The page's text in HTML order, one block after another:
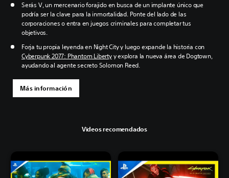
Serás V, un mercenario forajido en busca de un implante único que
podría ser la clave para la inmortalidad. Ponte del lado de las
corporaciones o entra en juegos criminales para completar tus
objetivos.
Forja tu propia leyenda en Night City y luego expande la historia con
Cyberpunk 2077: Phantom Libertyy explora la nueva área de Dogtown,
ayudando al agente secreto Solomon Reed.
Más información
Videos recomendados